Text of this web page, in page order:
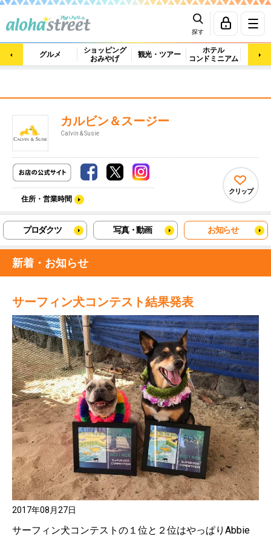
探す
グルメ
ショッピング
おみやげ
観光・ツアー
ホテル
コンドミニアム
マッ
カルビン＆スージー
Calvin & Susie
住所・営業時間
クリップ
プロダクツ 写真・動画 お知らせ
新着・お知らせ
サーフィン犬コンテスト結果発表
2017年08月27日
サーフィン犬コンテストの１位と２位はやっぱりAbbie